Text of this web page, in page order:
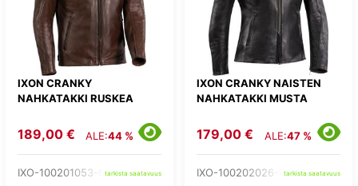
IXON CRANKY
NAHKATAKKI RUSKEA
189,00 € ALE:44 %
IXO-100201053-60-tarkista saatavuus
IXON CRANKY NAISTEN
NAHKATAKKI MUSTA
179,00 € ALE:47 %
IXO-100202026-01-tarkista saatavuus